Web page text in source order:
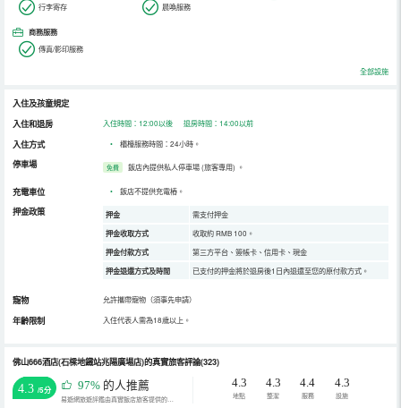
行李寄存
晨喚服務
商務服務
傳真/影印服務
全部設施
入住及孩童規定
入住和退房
入住時間：12:00以後 退房時間：14:00以前
入住方式 • 櫃檯服務時間：24小時。
停車場 免費 飯店內提供私人停車場 (旅客專用) 。
充電車位 • 飯店不提供充電樁。
押金政策 押金 需支付押金
押金收取方式 收取約 RMB 100。
押金付款方式 第三方平台、簽帳卡、信用卡、現金
押金退還方式及時間 已支付的押金將於退房後1日內退還至您的原付款方式。
寵物 允許攜帶寵物（須事先申請）
年齡限制 入住代表人需為18歲以上。
佛山666酒店(石樑地鐵站兆陽廣場店)的真實旅客評論(323)
4.3 /5分 97% 的人推薦
易遊網旅遊評鑑由真實飯店旅客提供的評鑑。
4.3
地點
4.3
整潔
4.4
服務
4.3
設施